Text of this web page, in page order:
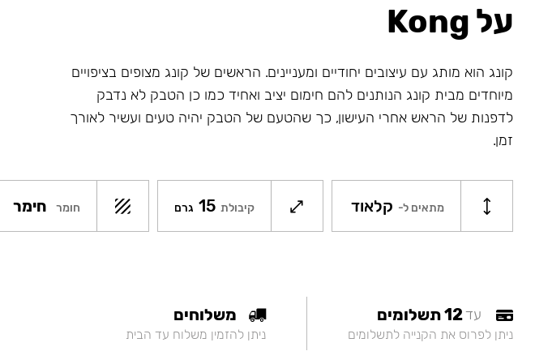
על Kong
קונג הוא מותג עם עיצובים יחודיים ומעניינים. הראשים של קונג מצופים בציפויים
מיוחדים מבית קונג הנותנים להם חימום יציב ואחיד כמו כן הטבק לא נדבק
לדפנות של הראש אחרי העישון, כך שהטעם של הטבק יהיה טעים ועשיר לאורך
זמן.
מתאים ל- קלאוד קיבולת 15 גרם חומר חימר
עד12 תשלומים
ניתן לפרוס את הקנייה לתשלומים
משלוחים
ניתן להזמין משלוח עד הבית